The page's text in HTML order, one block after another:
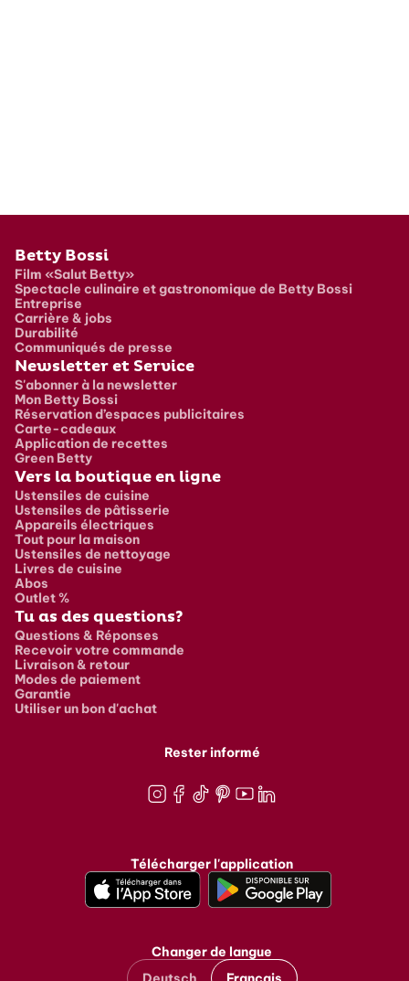
Pied de page
Betty Bossi
Film «Salut Betty»
Spectacle culinaire et gastronomique de Betty Bossi
Entreprise
Carrière & jobs
Durabilité
Communiqués de presse
Newsletter et Service
S'abonner à la newsletter
Mon Betty Bossi
Réservation d’espaces publicitaires
Carte-cadeaux
Application de recettes
Green Betty
Vers la boutique en ligne
Ustensiles de cuisine
Ustensiles de pâtisserie
Appareils électriques
Tout pour la maison
Ustensiles de nettoyage
Livres de cuisine
Abos
Outlet %
Tu as des questions?
Questions & Réponses
Recevoir votre commande
Livraison & retour
Modes de paiement
Garantie
Utiliser un bon d'achat
Rester informé
Télécharger l'application
Changer de langue